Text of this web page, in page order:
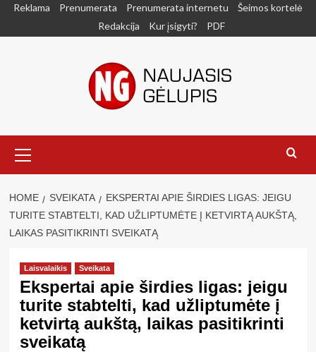
SkipReklama Prenumerata Prenumerata internetu
Šeimos kortelė
Redakcija
Kur įsigyti? PDF
Menu
HOME SVEIKATA
EKSPERTAI APIE ŠIRDIES LIGAS: JEIGU
TURITE STABTELTI, KAD UŽLIPTUMĖTE Į KETVIRTĄ AUKŠTĄ,
LAIKAS PASITIKRINTI SVEIKATĄ
Laisvalaikis Sveikata
Ekspertai apie širdies ligas: jeigu
turite stabtelti, kad užliptumėte į
ketvirtą aukštą, laikas pasitikrinti
sveikatą